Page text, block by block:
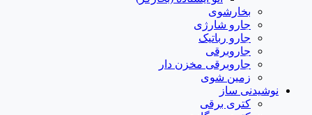
بخارشوی
جارو شارژی
جارو رباتیک
جاروبرقی
جاروبرقی مخزن دار
زمین شوی
نوشیدنی ساز
کتری برقی